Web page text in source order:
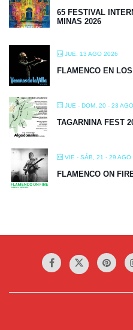
65 FESTIVAL
MINAS 2026
JUE, 13 AGO 2026
FLAMENCO EN
JUE - DOM, 20 - 23
TAGARNINA FEST
VIE - SÁB, 21 - 29 AGO
FLAMENCO ON